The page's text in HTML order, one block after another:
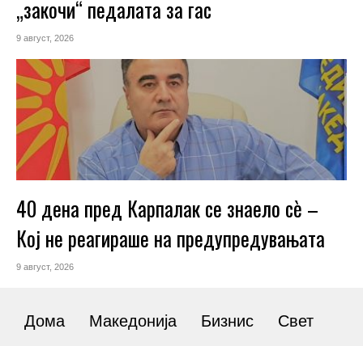
„закочи“ педалата за гас
9 август, 2026
40 дена пред Карпалак се знаело сѐ –
Кој не реагираше на предупредувањата
9 август, 2026
Дома Македонија Бизнис Свет